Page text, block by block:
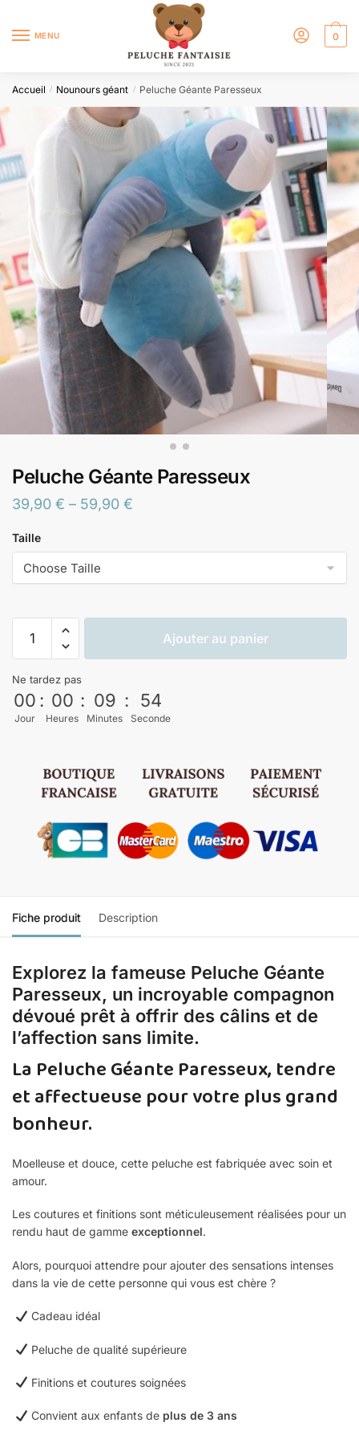
MENU 0
Accueil / Nounours géant / Peluche Géante Paresseux
Peluche Géante Paresseux
39,90 € – 59,90 €
Taille
Ajouter au panier
Ne tardez pas
00
Jour
: 00
Heures
: 09
Minutes
: 53
Seconde
Fiche produit Description
Explorez la fameuse Peluche Géante
Paresseux, un incroyable compagnon
dévoué prêt à offrir des câlins et de
l’affection sans limite.
La Peluche Géante Paresseux, tendre
et affectueuse pour votre plus grand
bonheur.
Moelleuse et douce, cette peluche est fabriquée avec soin et
amour.
Les coutures et finitions sont méticuleusement réalisées pour un
rendu haut de gamme exceptionnel.
Alors, pourquoi attendre pour ajouter des sensations intenses
dans la vie de cette personne qui vous est chère ?
Cadeau idéal
Peluche de qualité supérieure
Finitions et coutures soignées
Convient aux enfants de plus de 3 ans